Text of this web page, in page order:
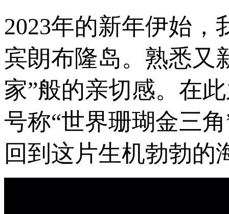
2023年的新年伊始
宾朗布隆岛。熟悉又
家”般的亲切感。在
号称“世界珊瑚金三
回到这片生机勃勃的